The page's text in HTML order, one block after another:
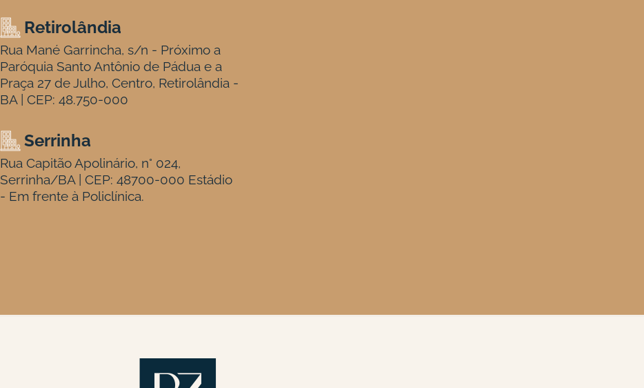
Retirolândia
Rua Mané Garrincha, s/n - Próximo a
Paróquia Santo Antônio de Pádua e a
Praça 27 de Julho, Centro, Retirolândia -
BA | CEP: 48.750-000
Serrinha
Rua Capitão Apolinário, n° 024,
Serrinha/BA | CEP: 48700-000 Estádio
- Em frente à Policlínica.